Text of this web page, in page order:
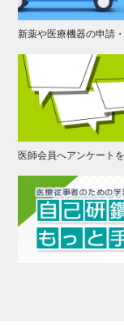
新薬や医療機器の申請
医師会員へアンケート